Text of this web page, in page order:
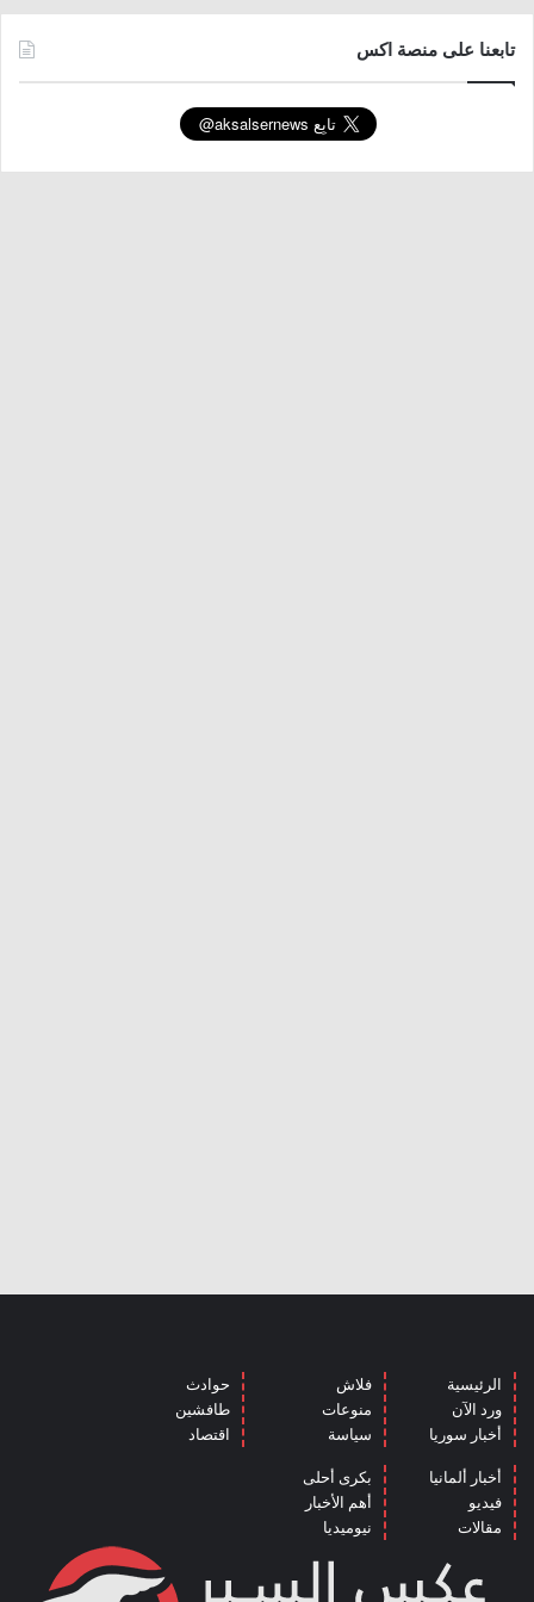
تابعنا على منصة اكس
الرئيسية
ورد الآن
أخبار سوريا
فلاش
منوعات
سياسة
حوادث
طافشين
اقتصاد
أخبار ألمانيا
فيديو
مقالات
بكرى أحلى
أهم الأخبار
نيوميديا